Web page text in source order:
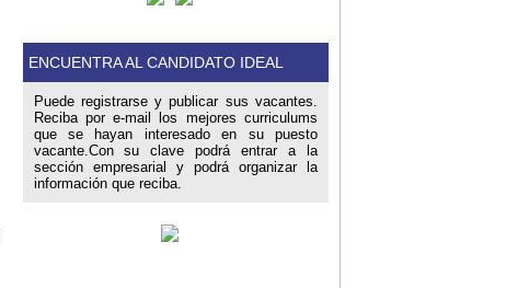
ENCUENTRA AL CANDIDATO IDEAL
Puede registrarse y publicar sus vacantes.
Reciba por e-mail los mejores curriculums
que se hayan interesado en su puesto
vacante.Con su clave podrá entrar a la
sección empresarial y podrá organizar la
información que reciba.